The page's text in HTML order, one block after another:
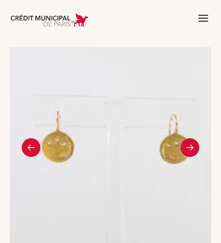
Aller à l'accueil de Crédit Municipal